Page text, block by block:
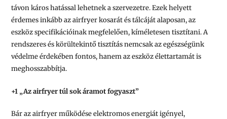
távon káros hatással lehetnek a szervezetre. Ezek helyett
érdemes inkább az airfryer kosarát és tálcáját alaposan, az
eszköz specifikációinak megfelelően, kíméletesen tisztítani. A
rendszeres és körültekintő tisztítás nemcsak az egészségünk
védelme érdekében fontos, hanem az eszköz élettartamát is
meghosszabbítja.
+1 „Az airfryer túl sok áramot fogyaszt”
Bár az airfryer működése elektromos energiát igényel,